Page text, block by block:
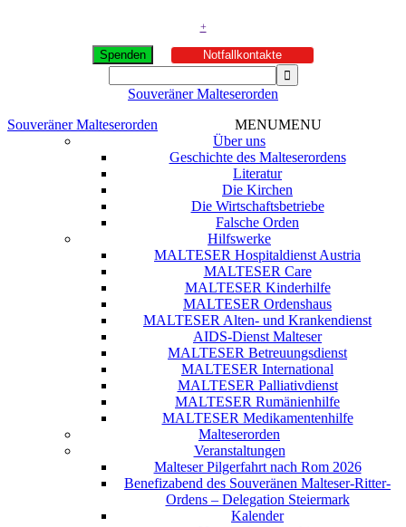
+
Spenden Notfallkontakte
Souveräner Malteserorden
Souveräner Malteserorden
MENUMENU
Über uns
Geschichte des Malteserordens
Literatur
Die Kirchen
Die Wirtschaftsbetriebe
Falsche Orden
Hilfswerke
MALTESER Hospitaldienst Austria
MALTESER Care
MALTESER Kinderhilfe
MALTESER Ordenshaus
MALTESER Alten- und Krankendienst
AIDS-Dienst Malteser
MALTESER Betreuungsdienst
MALTESER International
MALTESER Palliativdienst
MALTESER Rumänienhilfe
MALTESER Medikamentenhilfe
Malteserorden
Veranstaltungen
Malteser Pilgerfahrt nach Rom 2026
Benefizabend des Souveränen Malteser-Ritter-
Ordens – Delegation Steiermark
Kalender